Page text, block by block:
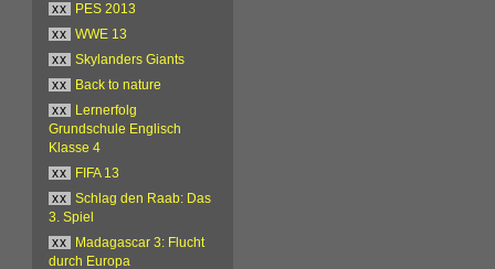
xx
PES 2013
xx
WWE 13
xx
Skylanders Giants
xx
Back to nature
xx
Lernerfolg
Grundschule Englisch
Klasse 4
xx
FIFA 13
xx
Schlag den Raab: Das
3. Spiel
xx
Madagascar 3: Flucht
durch Europa